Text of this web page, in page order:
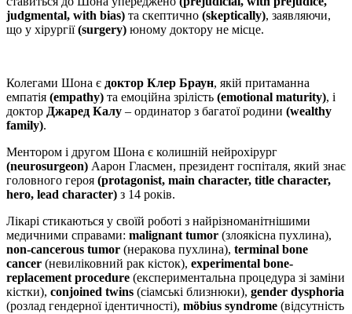
judgmental, with bias) та скептично (skeptically), заявляючи,
що у хірургії(surgery) юному доктору не місце.
Колегами Шона є доктор Клер Браун, якій притаманна
емпатія (empathy) та емоційна зрілість (emotional maturity), і
доктор Джаред Калу – ординатор з багатої родини (wealthy
family).
Ментором і другом Шона є колишній нейрохірург
(neurosurgeon) Аарон Гласмен, президент госпіталя, який знає
головного героя (protagonist, main character, title character,
hero, lead character) з 14 років.
Лікарі стикаються у своїй роботі з найрізноманітнішими
медичними справами: malignant tumor (злоякісна пухлина),
non-cancerous tumor (неракова пухлина), terminal bone
cancer (невиліковний рак кісток), experimental bone-
replacement procedure (експериментальна процедура зі заміни
кістки), conjoined twins (сіамські близнюки), gender dysphoria
(розлад гендерної ідентичності), möbius syndrome (відсутність